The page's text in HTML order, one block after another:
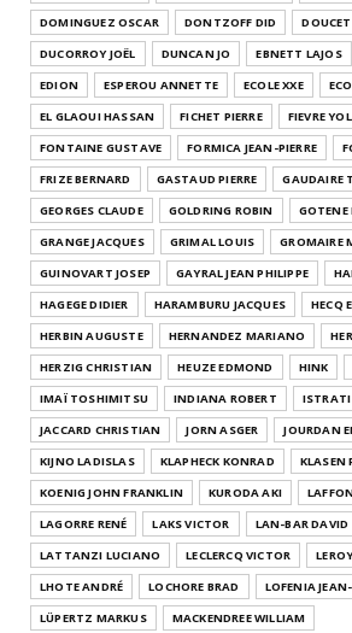
DOMINGUEZ OSCAR
DONTZOFF DID
DUCORROY JOËL
DUNCAN JO EBNETT LAJOS
EDION
ESPEROU ANNETTE ECOLE XXE
EL GLAOUI HASSAN
FICHET PIERRE
FIEVRE
FONTAINE GUSTAVE
FORMICA JEAN-PIERRE
FRIZE BERNARD
GASTAUD PIERRE
GAUDAIRE
GEORGES CLAUDE
GOLDRING ROBIN
GOTENE
GRANGE JACQUES
GRIMAL LOUIS
GROMAIRE
GUINOVART JOSEP
GAYRAL JEAN PHILIPPE
HAGEGE DIDIER
HARAMBURU JACQUES
HECQ
HERBIN AUGUSTE
HERNANDEZ MARIANO
HERZIG CHRISTIAN
HEUZE EDMOND HINK
IMAÏ TOSHIMITSU
INDIANA ROBERT
ISTRATI
JACCARD CHRISTIAN
JORN ASGER
JOURDAN
KIJNO LADISLAS
KLAPHECK KONRAD
KLASEN
KOENIG JOHN FRANKLIN
KURODA AKI
LAGORRE RENÉ
LAKS VICTOR LAN-BAR DAVID
LATTANZI LUCIANO
LECLERCQ VICTOR
LHOTE ANDRÉ
LOCHORE BRAD
LOFENIA
LÜPERTZ MARKUS
MACKENDREE WILLIAM